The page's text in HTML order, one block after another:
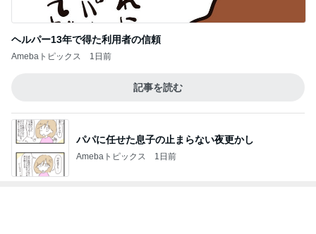
ヘルパー13年で得た利用者の信頼
Amebaトピックス 1日前
記事を読む
パパに任せた息子の止まらない夜更かし
Amebaトピックス 1日前